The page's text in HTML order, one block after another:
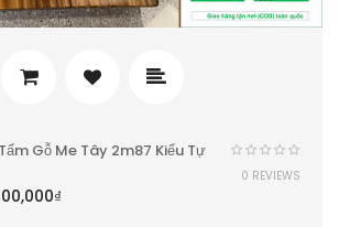
Gỗ Me Tây 2m87 Kiểu Tự
₫
0 REVIEWS